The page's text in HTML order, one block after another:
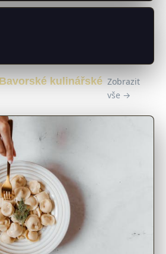
kulinářské Zobrazit
vše →